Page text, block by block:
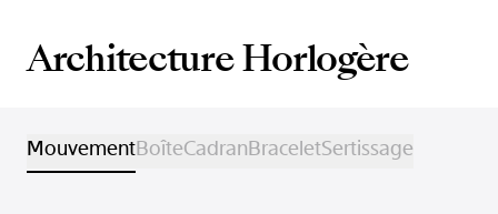
Architecture Horlogère
MouvementBoîteCadranBraceletSertissage